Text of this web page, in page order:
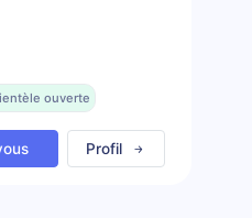
ouverte
Profil